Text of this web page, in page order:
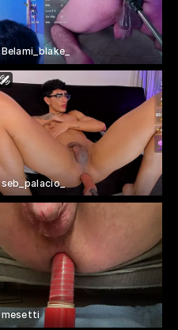
Belami_blake_
seb_palacio_
mesetti